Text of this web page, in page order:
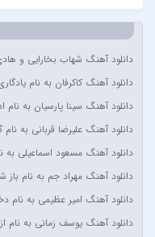
آتوین
آدرین
آدوین
آدین
آر اس اچ
آراد
آراد شاک
آراد عباسی
آراز
آراز المان
دانلود آهنگ شهاب بخارایی و
دانلود آهنگ کاکرفان به نام
دانلود آهنگ سینا پارسیان به نام
دانلود آهنگ علیرضا قربانی به نام
دانلود آهنگ مسعود اسماعیلی
دانلود آهنگ مهراد جم به نام
دانلود آهنگ امیر عظیمی به نام
دانلود آهنگ یوسف زمانی به نام